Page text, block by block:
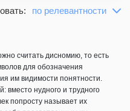
по релевантности
по релевантности
считать дисномию, то есть
для обозначения
им видимости понятности.
вместо нудного и трудного
попросту называет их